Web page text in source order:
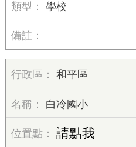
學校
和平區
白冷國小
請點我